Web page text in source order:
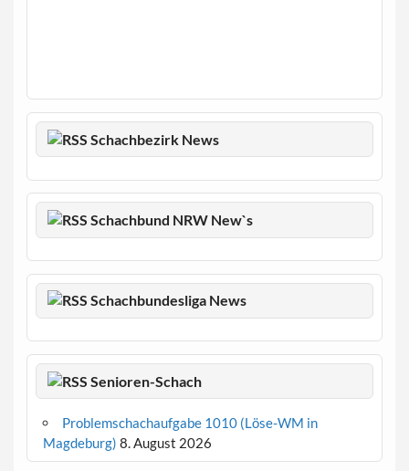
Schachbezirk News
Schachbund NRW New`s
Schachbundesliga News
Senioren-Schach
Problemschachaufgabe 1010 (Löse-WM in
Magdeburg) 8. August 2026